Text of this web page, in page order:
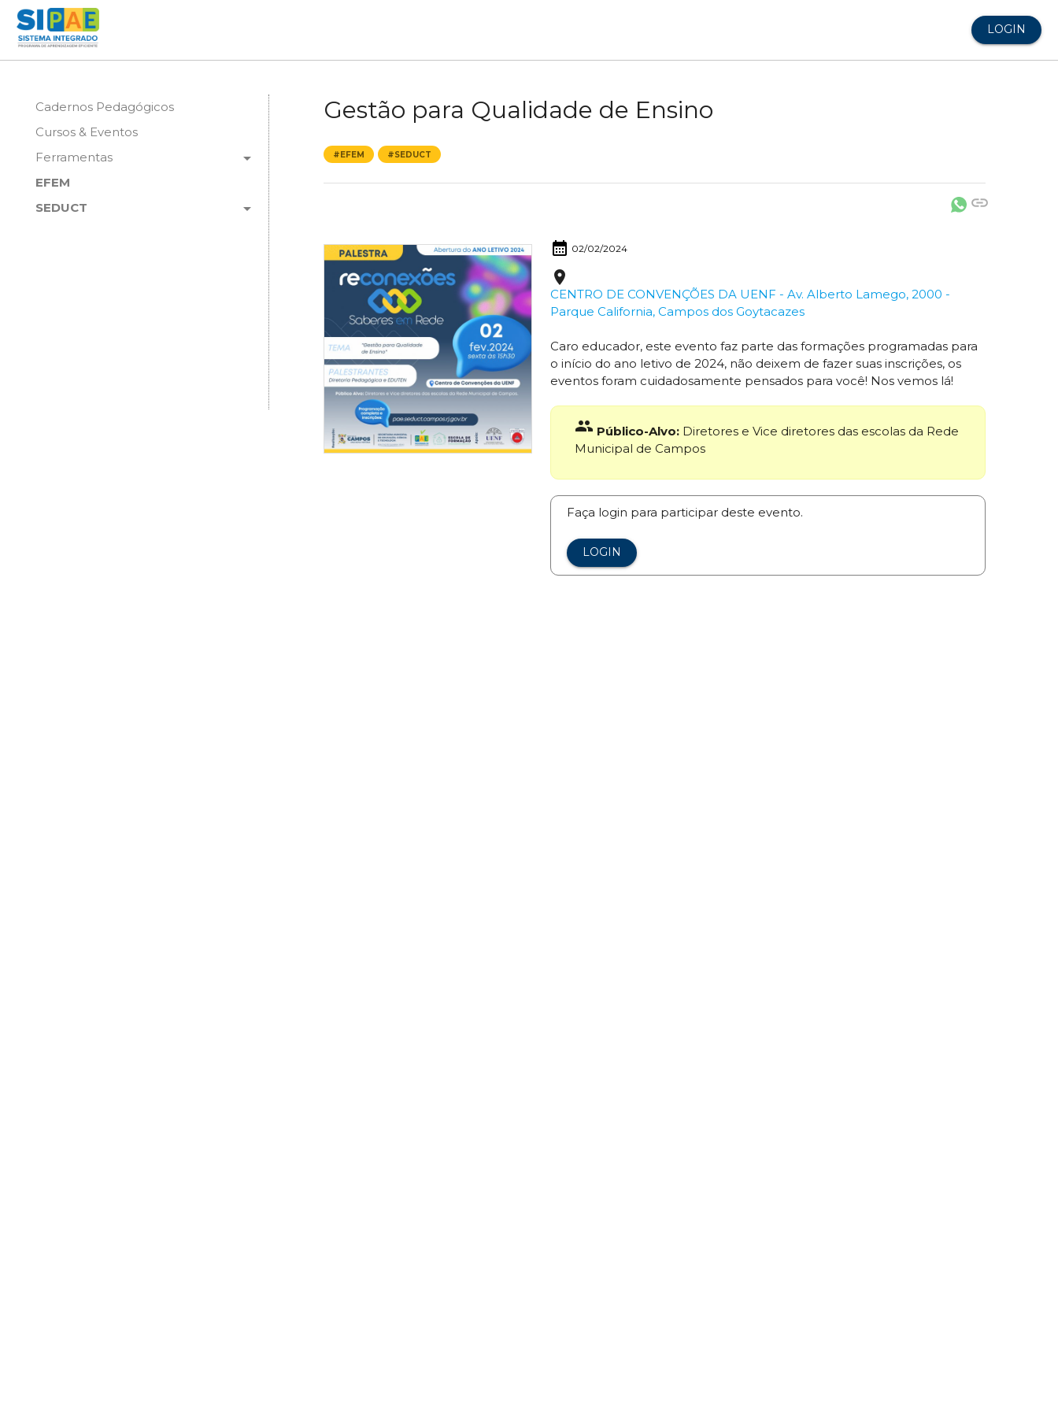
LOGIN
Cadernos Pedagógicos
Cursos & Eventos
arrow_drop_down
Ferramentas
EFEM
arrow_drop_down
SEDUCT
Gestão para Qualidade de Ensino
#EFEM #SEDUCT
link
calendar_month 02/02/2024
place
CENTRO DE CONVENÇÕES DA UENF - Av. Alberto Lamego, 2000 -
Parque California, Campos dos Goytacazes
Caro educador, este evento faz parte das formações programadas para
o início do ano letivo de 2024, não deixem de fazer suas inscrições, os
eventos foram cuidadosamente pensados para você! Nos vemos lá!
group Público-Alvo:Diretores e Vice diretores das escolas da Rede
Municipal de Campos
Faça login para participar deste evento.
LOGIN